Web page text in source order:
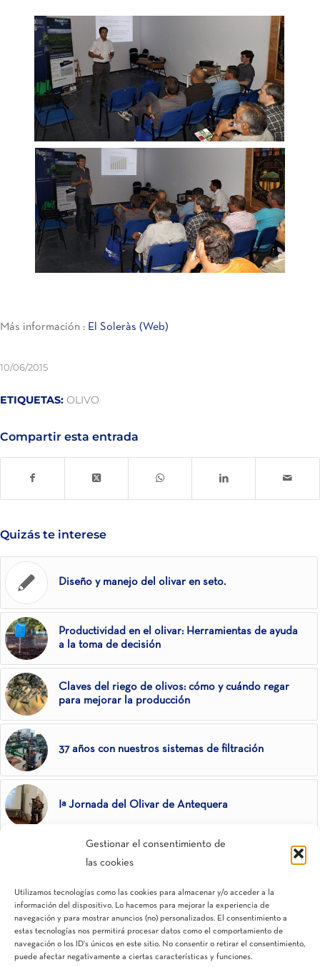
Gestionar el consentimiento de
las cookies
Utilizamos tecnologías como las cookies para almacenar y/o acceder a la
información del dispositivo. Lo hacemos para mejorar la experiencia de
navegación y para mostrar anuncios (no) personalizados. El consentimiento a
estas tecnologías nos permitirá procesar datos como el comportamiento de
navegación o los ID's únicos en este sitio. No consentir o retirar el consentimiento,
puede afectar negativamente a ciertas características y funciones.
Más información : El Soleràs (Web)
10/06/2015
ETIQUETAS: OLIVO
Compartir esta entrada
Quizás te interese
Diseño y manejo del olivar en seto.
Productividad en el olivar: Herramientas de ayuda
a la toma de decisión
Claves del riego de olivos: cómo y cuándo regar
para mejorar la producción
37 años con nuestros sistemas de filtración
Iª Jornada del Olivar de Antequera
Reutivar: Nuevas fuentes de agua para el olivar